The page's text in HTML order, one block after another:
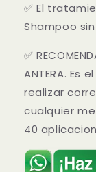
✅El
Shampoo
✅
ANTERA.
realizar
cualquier
40